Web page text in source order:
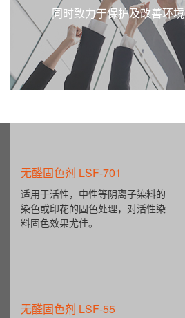
同时致力于保护及改善环境
无醛固色剂 LSF-701
适用于活性，中性等阴离子染料的
染色或印花的固色处理，对活性染
料固色效果尤佳。
无醛固色剂 LSF-55